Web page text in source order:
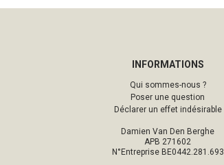
INFORMATIONS
Qui sommes-nous ?
Poser une question
Déclarer un effet indésirable
Damien Van Den Berghe
APB 271602
N°Entreprise BE0442.281.693